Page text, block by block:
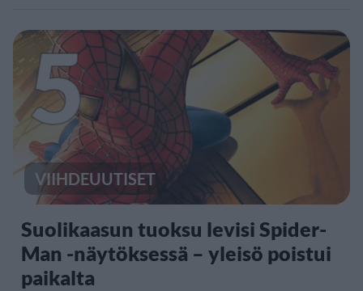
5
VIIHDEUUTISET
Suolikaasun tuoksu levisi Spider-
Man -näytöksessä – yleisö poistui
paikalta